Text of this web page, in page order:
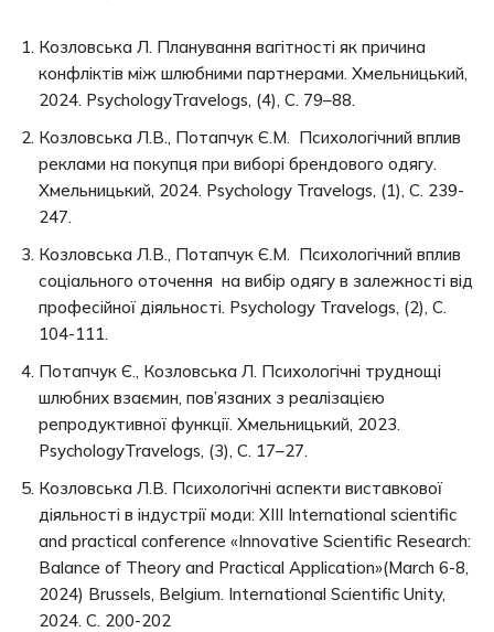
Козловська Л. Планування вагітності як причина
конфліктів між шлюбними партнерами. Хмельницький,
2024. PsychologyTravelogs, (4), С. 79–88.
Козловська Л.В., Потапчук Є.М. Психологічний вплив
реклами на покупця при виборі брендового одягу.
Хмельницький, 2024. Psychology Travelogs, (1), С. 239-
247.
Козловська Л.В., Потапчук Є.М. Психологічний вплив
соціального оточення на вибір одягу в залежності від
професійної діяльності. Psychology Travelogs, (2), С.
104-111.
Потапчук Є., Козловська Л. Психологічні труднощі
шлюбних взаємин, пов’язаних з реалізацією
репродуктивної функції. Хмельницький, 2023.
PsychologyTravelogs, (3), С. 17–27.
Козловська Л.В. Психологічні аспекти виставкової
діяльності в індустрії моди: XIII International scientific
and practical conference «Innovative Scientific Research:
Balance of Theory and Practical Application»(March 6-8,
2024) Brussels, Belgium. International Scientific Unity,
2024. С. 200-202